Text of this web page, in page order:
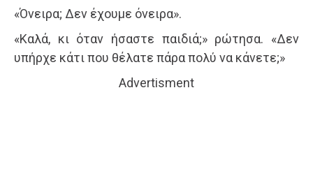
«Όνειρα; Δεν έχουμε όνειρα».
«Καλά, κι όταν ήσαστε παιδιά;» ρώτησα. «Δεν
υπήρχε κάτι που θέλατε πάρα πολύ να κάνετε;»
Advertisment